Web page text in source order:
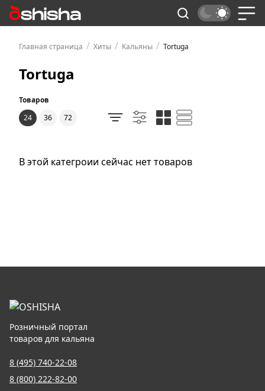
Главная страница / Хиты / Кальяны / Tortuga
Tortuga
Товаров
24
36 72
В этой категроии сейчас нет товаров
Розничный портал
товаров для кальяна
8 (495) 740-22-08
8 (800) 222-82-00